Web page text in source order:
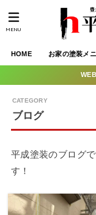
HOME お家の塗装メ
MENU
ブログ
平成塗装のブログ
す！